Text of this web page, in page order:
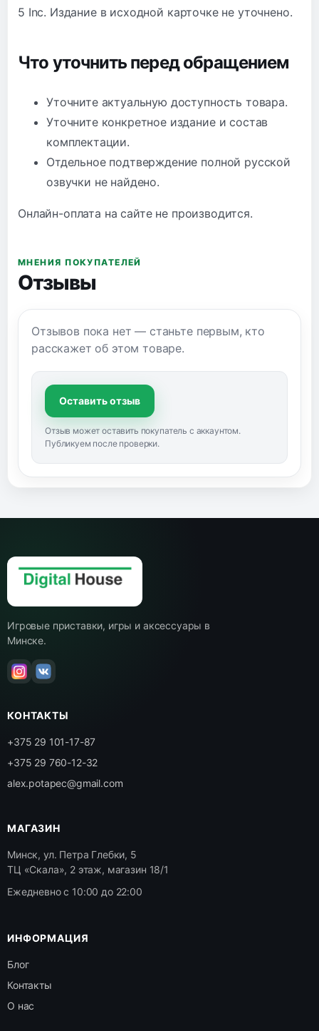
5 Inc. Издание в исходной карточке не уточнено.
Что уточнить перед обращением
Уточните актуальную доступность товара.
Уточните конкретное издание и состав
комплектации.
Отдельное подтверждение полной русской
озвучки не найдено.
Онлайн-оплата на сайте не производится.
МНЕНИЯ ПОКУПАТЕЛЕЙ
Отзывы
Отзывов пока нет — станьте первым, кто
расскажет об этом товаре.
Оставить отзыв
Отзыв может оставить покупатель с аккаунтом.
Публикуем после проверки.
Игровые приставки, игры и аксессуары в
Минске.
КОНТАКТЫ
+375 29 101-17-87
+375 29 760-12-32
alex.potapec@gmail.com
МАГАЗИН
Минск, ул. Петра Глебки, 5
ТЦ «Скала», 2 этаж, магазин 18/1
Ежедневно с 10:00 до 22:00
ИНФОРМАЦИЯ
Блог
Контакты
О нас